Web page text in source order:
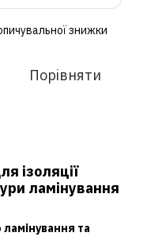
знижки
Порівняти
ізоляції
ламінування
ламінування та